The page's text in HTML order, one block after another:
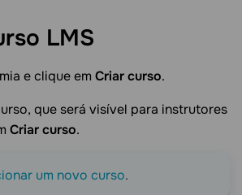
LMS
e clique em Criar curso.
que será visível para instrutores
Criar curso.
um novo curso.